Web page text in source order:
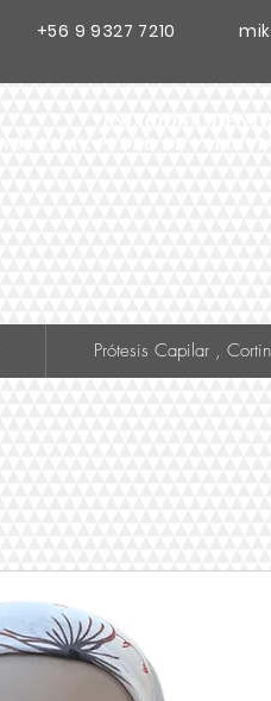
+56 9 9327 7210
Prótesis Capilar ,